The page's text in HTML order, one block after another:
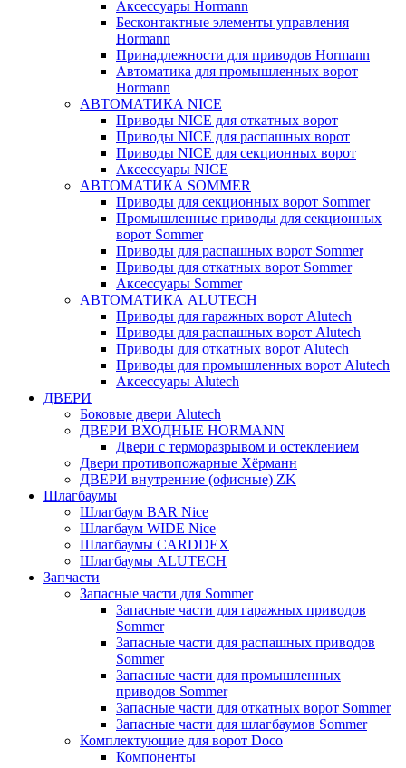
Аксессуары Hormann
Бесконтактные элементы управления
Hormann
Принадлежности для приводов Hormann
Автоматика для промышленных ворот
Hormann
АВТОМАТИКА NICE
Приводы NICE для откатных ворот
Приводы NICE для распашных ворот
Приводы NICE для секционных ворот
Аксессуары NICE
АВТОМАТИКА SOMMER
Приводы для секционных ворот Sommer
Промышленные приводы для секционных
ворот Sommer
Приводы для распашных ворот Sommer
Приводы для откатных ворот Sommer
Аксессуары Sommer
АВТОМАТИКА ALUTECH
Приводы для гаражных ворот Alutech
Приводы для распашных ворот Alutech
Приводы для откатных ворот Alutech
Приводы для промышленных ворот Alutech
Аксессуары Alutech
ДВЕРИ
Боковые двери Alutech
ДВЕРИ ВХОДНЫЕ HORMANN
Двери с терморазрывом и остеклением
Двери противопожарные Хёрманн
ДВЕРИ внутренние (офисные) ZK
Шлагбаумы
Шлагбаум BAR Nice
Шлагбаум WIDE Nice
Шлагбаумы CARDDEX
Шлагбаумы ALUTECH
Запчасти
Запасные части для Sommer
Запасные части для гаражных приводов
Sommer
Запасные части для распашных приводов
Sommer
Запасные части для промышленных
приводов Sommer
Запасные части для откатных ворот Sommer
Запасные части для шлагбаумов Sommer
Комплектующие для ворот Doco
Компоненты